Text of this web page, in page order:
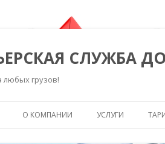
СЛУЖБА
любых грузов!
О КОМПАНИИ УСЛУГИ